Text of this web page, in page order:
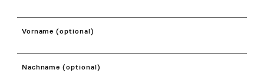
Vorname (optional)
Nachname (optional)